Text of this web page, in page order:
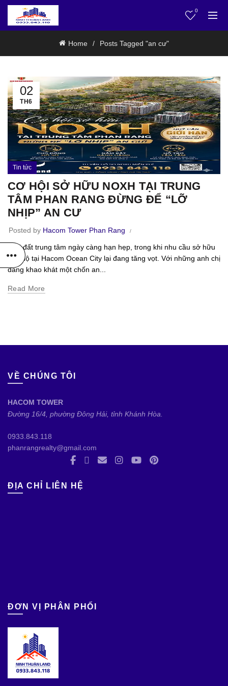
0
Home Posts Tagged "an cư"
02
TH6
Tin tức
CƠ HỘI SỞ HỮU NOXH TẠI TRUNG
TÂM PHAN RANG ĐỪNG ĐỂ “LỠ
NHỊP” AN CƯ
Posted by Hacom Tower Phan Rang
Quỹ đất trung tâm ngày càng hạn hẹp, trong khi nhu cầu sở hữu
căn hộ tại Hacom Ocean City lại đang tăng vọt. Với những anh chị
đang khao khát một chốn an...
Read More
VỀ CHÚNG TÔI
HACOM TOWER
Đường 16/4, phường Đông Hải, tỉnh Khánh Hòa.
0933.843.118
phanrangrealty@gmail.com
ĐỊA CHỈ LIÊN HỆ
ĐƠN VỊ PHÂN PHỐI